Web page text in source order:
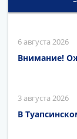
6 августа 2026
Внимание!
3 августа 2026
В